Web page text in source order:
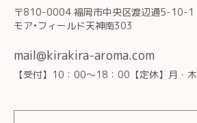
〒810-0004 福岡市中央区渡辺通5-10-1
モア•フィールド天神南303
mail@kirakira-aroma.com
【受付】10：00～18：00【定休】月・木